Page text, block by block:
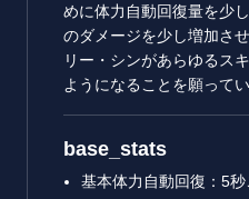
めに体力自動回復量を少
のダメージを少し増加さ
リー・シンがあらゆるス
ようになることを願ってい
base_stats
基本体力自動回復：5